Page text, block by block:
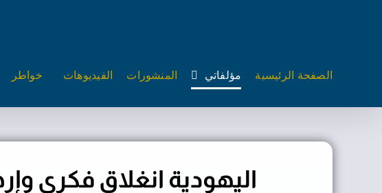
الصفحة الرئيسية مؤلفاتي المنشورات الفيديوهات خواطر
اليهودية انغلاق فكري